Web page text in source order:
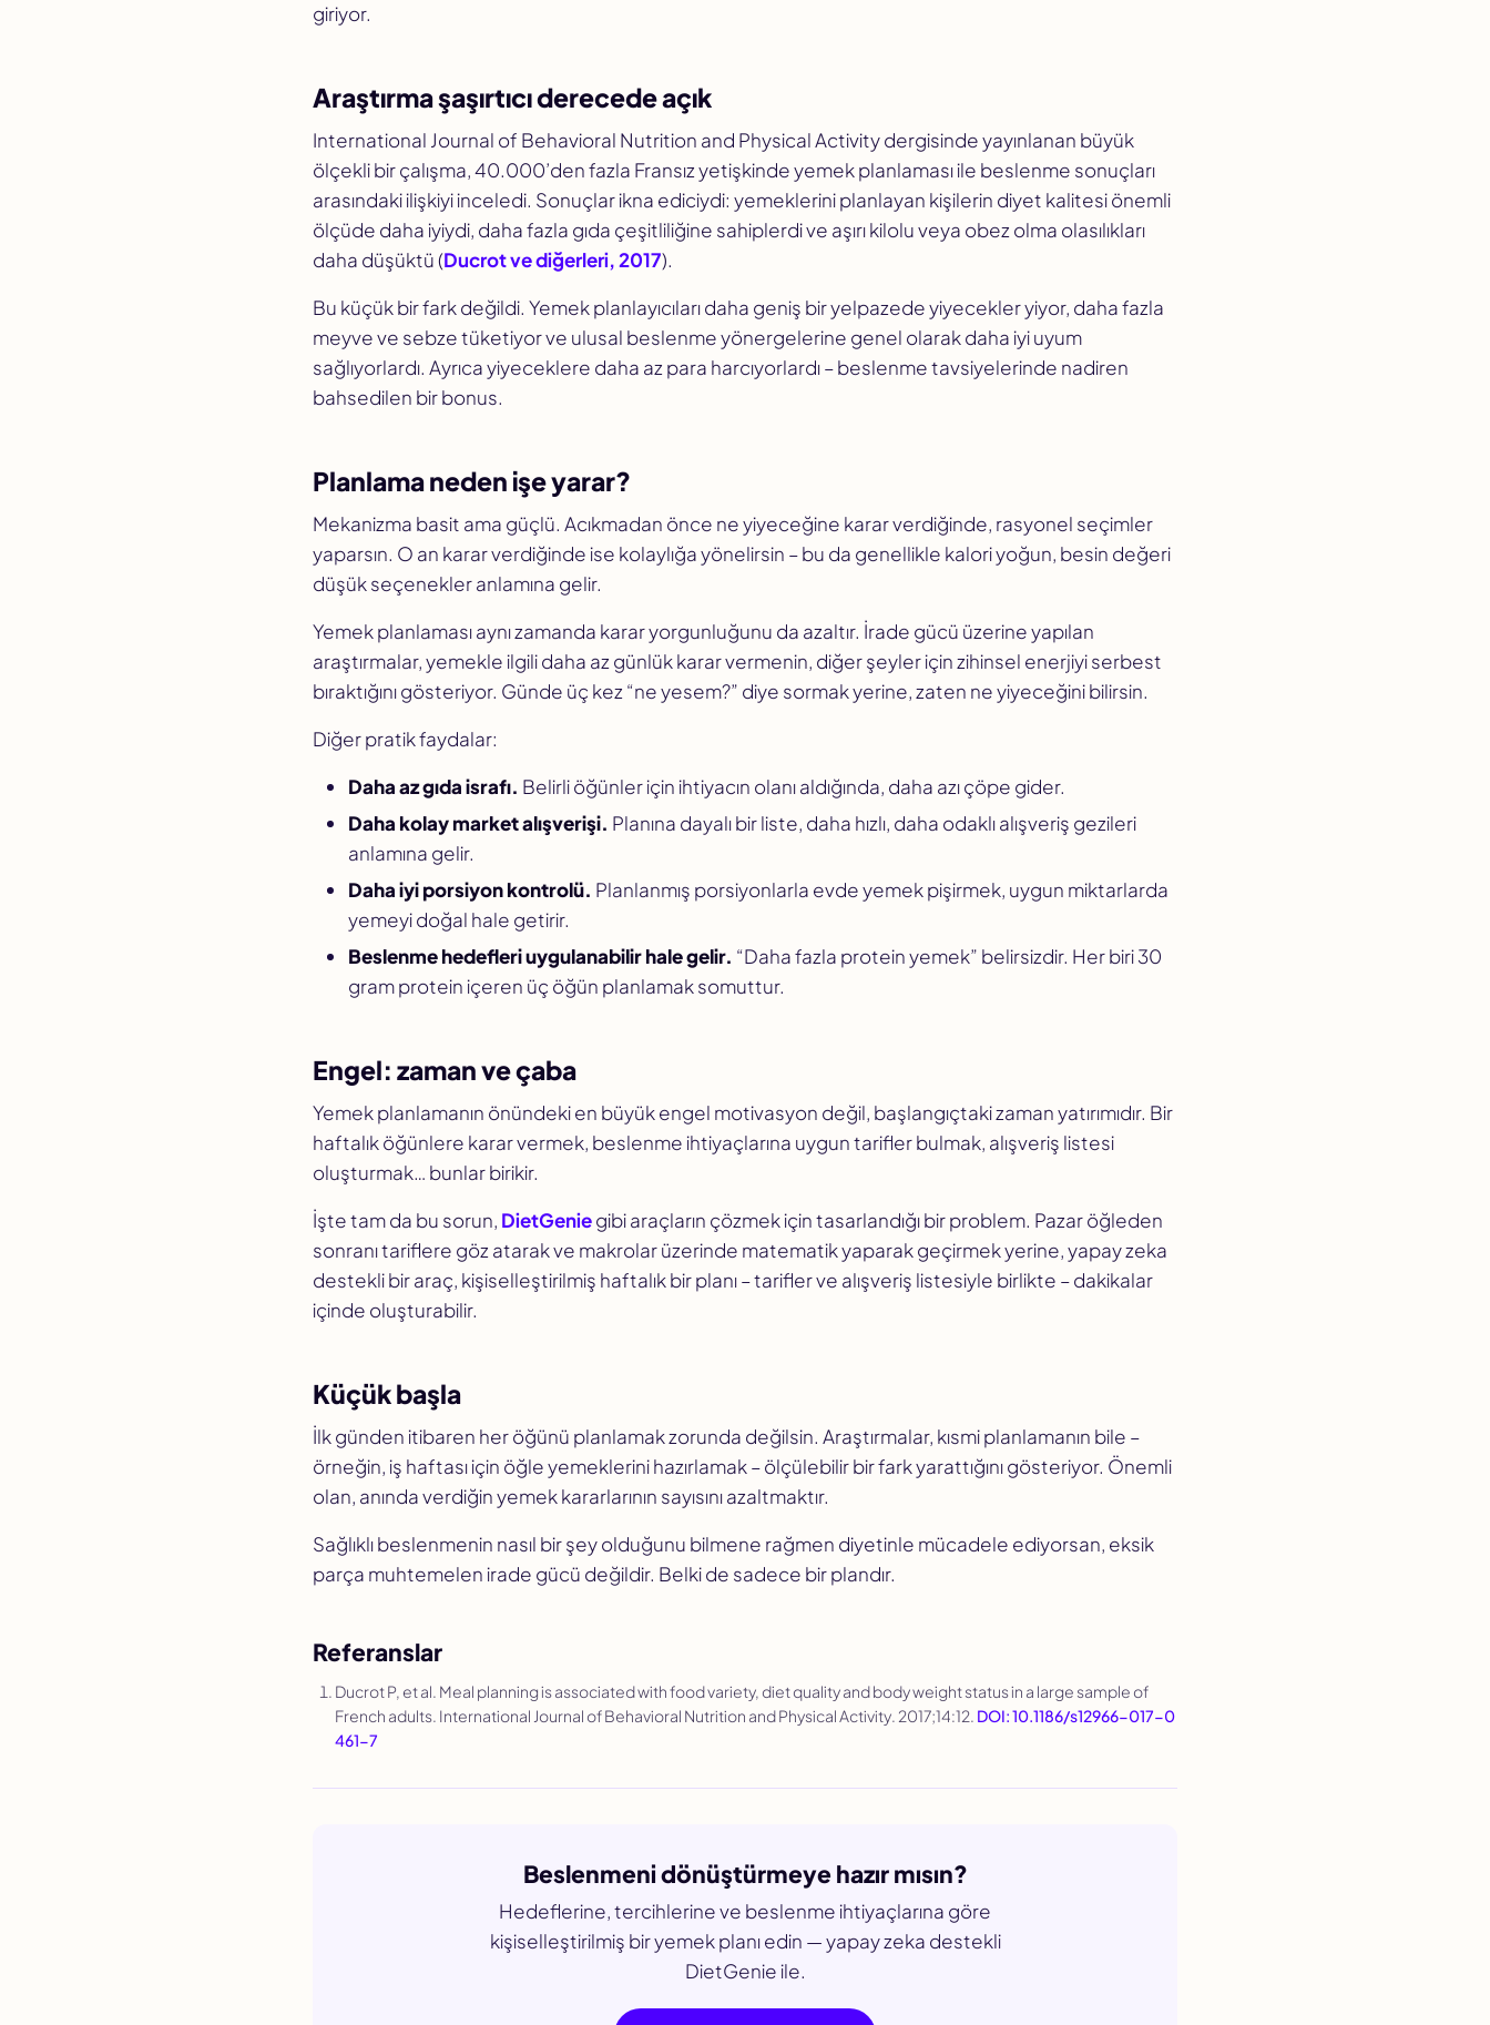
giriyor.
Araştırma şaşırtıcı derecede açık
International Journal of Behavioral Nutrition and Physical Activitydergisinde yayınlanan büyük
ölçekli bir çalışma, 40.000’den fazla Fransız yetişkinde yemek planlaması ile beslenme sonuçları
arasındaki ilişkiyi inceledi. Sonuçlar ikna ediciydi: yemeklerini planlayan kişilerin diyet kalitesi önemli
ölçüde daha iyiydi, daha fazla gıda çeşitliliğine sahiplerdi ve aşırı kilolu veya obez olma olasılıkları
daha düşüktü (Ducrot ve diğerleri, 2017).
Bu küçük bir fark değildi. Yemek planlayıcıları daha geniş bir yelpazede yiyecekler yiyor, daha fazla
meyve ve sebze tüketiyor ve ulusal beslenme yönergelerine genel olarak daha iyi uyum
sağlıyorlardı. Ayrıca yiyeceklere daha az para harcıyorlardı – beslenme tavsiyelerinde nadiren
bahsedilen bir bonus.
Planlama neden işe yarar?
Mekanizma basit ama güçlü. Acıkmadan önce ne yiyeceğine karar verdiğinde, rasyonel seçimler
yaparsın. O an karar verdiğinde ise kolaylığa yönelirsin – bu da genellikle kalori yoğun, besin değeri
düşük seçenekler anlamına gelir.
Yemek planlaması aynı zamanda karar yorgunluğunu da azaltır. İrade gücü üzerine yapılan
araştırmalar, yemekle ilgili daha az günlük karar vermenin, diğer şeyler için zihinsel enerjiyi serbest
bıraktığını gösteriyor. Günde üç kez “ne yesem?” diye sormak yerine, zaten ne yiyeceğini bilirsin.
Diğer pratik faydalar:
Daha az gıda israfı. Belirli öğünler için ihtiyacın olanı aldığında, daha azı çöpe gider.
Daha kolay market alışverişi. Planına dayalı bir liste, daha hızlı, daha odaklı alışveriş gezileri
anlamına gelir.
Daha iyi porsiyon kontrolü. Planlanmış porsiyonlarla evde yemek pişirmek, uygun miktarlarda
yemeyi doğal hale getirir.
Beslenme hedefleri uygulanabilir hale gelir. “Daha fazla protein yemek” belirsizdir. Her biri 30
gram protein içeren üç öğün planlamak somuttur.
Engel: zaman ve çaba
Yemek planlamanın önündeki en büyük engel motivasyon değil, başlangıçtaki zaman yatırımıdır. Bir
haftalık öğünlere karar vermek, beslenme ihtiyaçlarına uygun tarifler bulmak, alışveriş listesi
oluşturmak… bunlar birikir.
İşte tam da bu sorun, DietGeniegibi araçların çözmek için tasarlandığı bir problem. Pazar öğleden
sonranı tariflere göz atarak ve makrolar üzerinde matematik yaparak geçirmek yerine, yapay zeka
destekli bir araç, kişiselleştirilmiş haftalık bir planı – tarifler ve alışveriş listesiyle birlikte – dakikalar
içinde oluşturabilir.
Küçük başla
İlk günden itibaren her öğünü planlamak zorunda değilsin. Araştırmalar, kısmi planlamanın bile –
örneğin, iş haftası için öğle yemeklerini hazırlamak – ölçülebilir bir fark yarattığını gösteriyor. Önemli
olan, anında verdiğin yemek kararlarının sayısını azaltmaktır.
Sağlıklı beslenmenin nasıl bir şey olduğunu bilmene rağmen diyetinle mücadele ediyorsan, eksik
parça muhtemelen irade gücü değildir. Belki de sadece bir plandır.
Referanslar
Ducrot P, et al. Meal planning is associated with food variety, diet quality and body weight status in a large sample of
French adults. International Journal of Behavioral Nutrition and Physical Activity. 2017;14:12. DOI: 10.1186/s12966-017-0
461-7
Beslenmeni dönüştürmeye hazır mısın?
Hedeflerine, tercihlerine ve beslenme ihtiyaçlarına göre
kişiselleştirilmiş bir yemek planı edin — yapay zeka destekli
DietGenie ile.